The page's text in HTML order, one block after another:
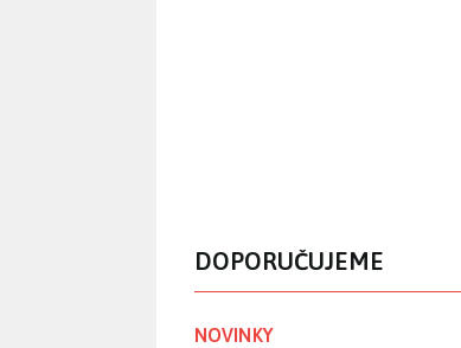
DOPORUČUJEME
NOVINKY